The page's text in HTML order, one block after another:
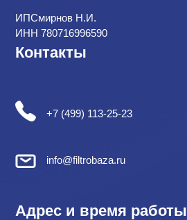
ИПСмирнов Н.И.
ИНН 780716996590
Контакты
+7 (499) 113-25-23
info@filtrobaza.ru
Адрес и время работы